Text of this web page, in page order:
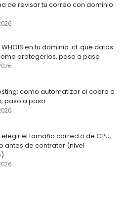
de revisar tu correo con dominio
en tu dominio .cl: que datos
protegerlos, paso a paso
como automatizar el cobro a
paso a paso
elegir el tamaño correcto de CPU,
antes de contratar (nivel